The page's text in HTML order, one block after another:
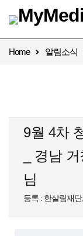
Home 알림소식
9월 4차
_ 경남
님
등록 : 한살림재